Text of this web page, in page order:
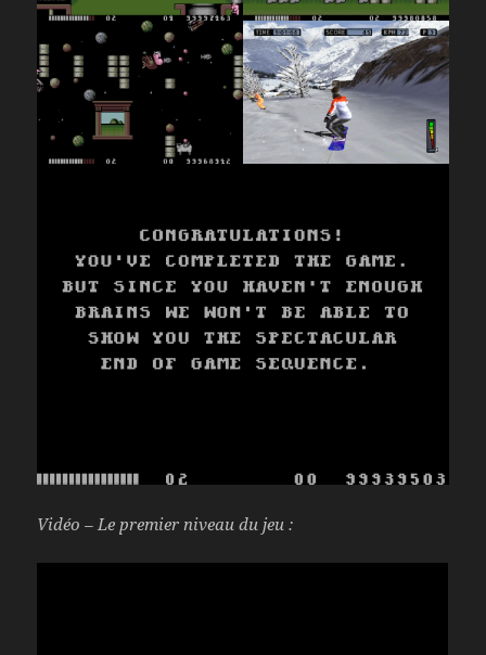
Vidéo – Le premier niveau du jeu :